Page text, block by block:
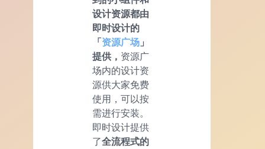
设计资源都由
即时设计的
「资源广场 」
提供， 资源广
场内的设计资
源供大家免费
使用，可以按
需进行安装。
即时设计提供
了全流程式的